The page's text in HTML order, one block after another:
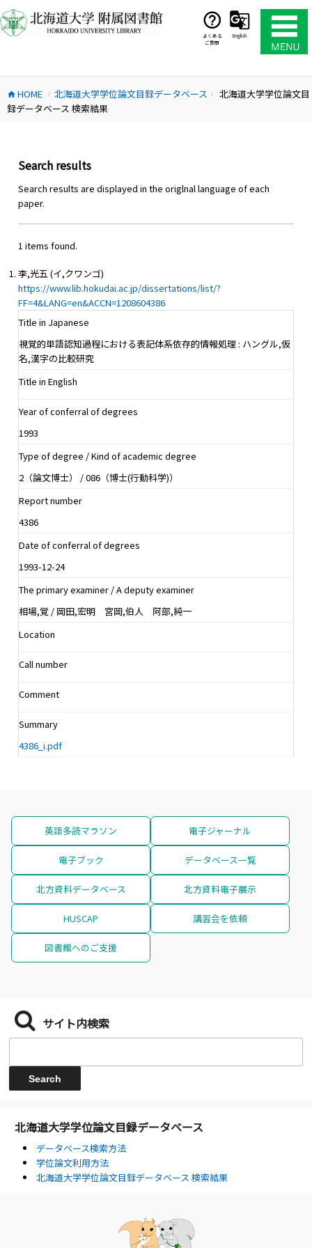
ン
テ
ス
キ
よくある
ご質問
English
home HOME chevron_right 北海道大学学位論文目録データベース chevron_right
北海道大学学位論文目
録データベース 検索結果
Search results
Search results are displayed in the origlnal language of each
paper.
1 items found.
李,光五 (イ,クワンゴ)
https://www.lib.hokudai.ac.jp/dissertations/list/?
FF=4&LANG=en&ACCN=1208604386
Title in Japanese
視覚的単語認知過程における表記体系依存的情報処理 : ハングル,仮
名,漢字の比較研究
Title in English
Year of conferral of degrees
1993
Type of degree / Kind of academic degree
2（論文博士） / 086（博士(行動科学)）
Report number
4386
Date of conferral of degrees
1993-12-24
The primary examiner / A deputy examiner
相場,覚 / 岡田,宏明 宮岡,伯人 阿部,純一
Location
Call number
Comment
Summary
4386_i.pdf
英語多読マラソン 電子ジャーナル
電子ブック データベース一覧
北方資料データベース 北方資料電子展示
HUSCAP 講習会を依頼
図書館へのご支援
サイト内検索
北海道大学学位論文目録データベース
データベース検索方法
学位論文利用方法
北海道大学学位論文目録データベース 検索結果